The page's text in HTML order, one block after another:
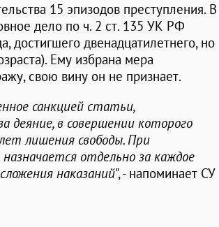
15 эпизодов преступления. В
дело по ч. 2 ст. 135 УК РФ
достигшего двенадцатилетнего, но
Ему избрана мера
свою вину он не признает.
санкцией статьи,
в совершении которого
лишения свободы. При
отдельно за каждое
наказаний", - напоминает СУ